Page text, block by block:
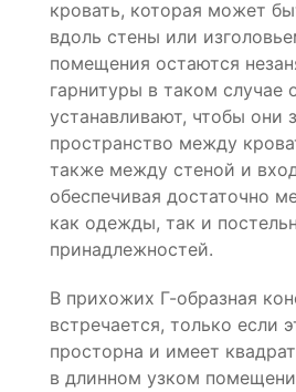
кровать, которая может
вдоль стены или
помещения остаются
гарнитуры в таком случае
устанавливают, чтобы они
пространство между
также между стеной и
обеспечивая достаточно
как одежды, так и
принадлежностей.
В прихожих Г-образная
встречается, только если
просторна и имеет
в длинном узком